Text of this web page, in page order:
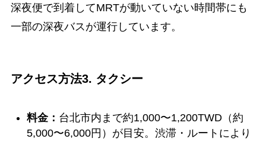
深夜便で到着してMRTが動いていない時間帯にも
一部の深夜バスが運行しています。
アクセス方法3. タクシー
料金： 台北市内まで約1,000〜1,200TWD（約
5,000〜6,000円）が目安。渋滞・ルートにより